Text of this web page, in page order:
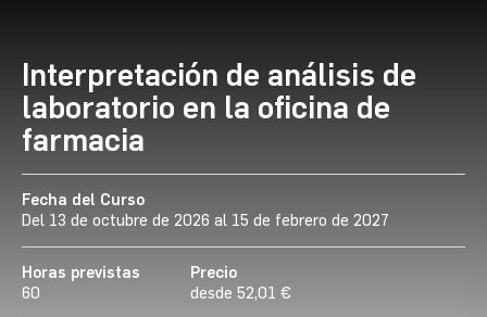
Interpretación de análisis de
laboratorio en la oficina de
farmacia
Fecha del Curso
Del 13 de octubre de 2026 al 15 de febrero de 2027
Horas previstas
60
Precio
desde 52,01 €